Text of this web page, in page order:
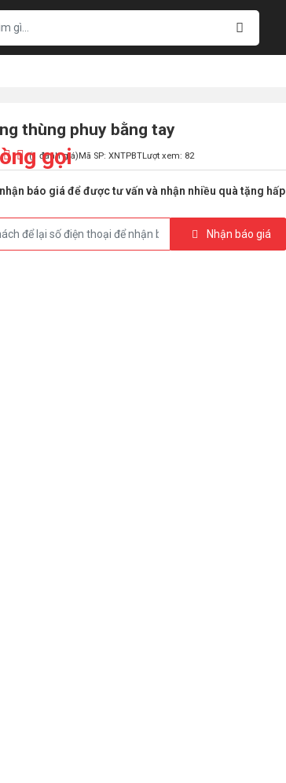
thùng phuy bằng tay
(1 đánh giá)Mã SP: XNTPBTLượt xem: 82
gọi
báo giá để được tư vấn và nhận nhiều quà tặng hấp
Nhận báo giá